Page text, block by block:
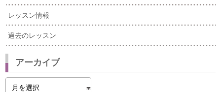
レッスン情報
過去のレッスン
アーカイブ